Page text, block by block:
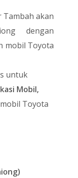
Tambah akan
dengan
mobil Toyota
untuk
Mobil,
Toyota